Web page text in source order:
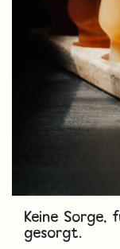
Keine Sorge,
gesorgt.